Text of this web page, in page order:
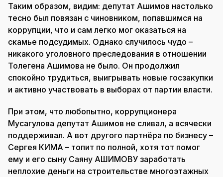
Таким образом, видим: депутат Ашимов настолько
тесно был повязан с чиновником, попавшимся на
коррупции, что и сам легко мог оказаться на
скамье подсудимых. Однако случилось чудо –
никакого уголовного преследования в отношении
Толегена Ашимова не было. Он продолжил
спокойно трудиться, выигрывать новые госзакупки
и активно участвовать в выборах от партии власти.
При этом, что любопытно, коррупционера
Мусагулова депутат Ашимов не сливал, а всячески
поддерживал. А вот другого партнёра по бизнесу –
Сергея КИМА – топит по полной, хотя тот помог
ему и его сыну Саяну АШИМОВУ заработать
неплохие деньги на строительстве многоэтажных